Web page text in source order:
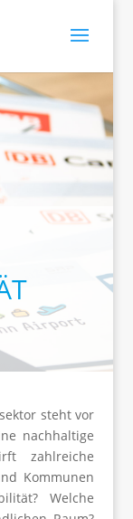
steht vor
nachhaltige
zahlreiche
Kommunen
Welche